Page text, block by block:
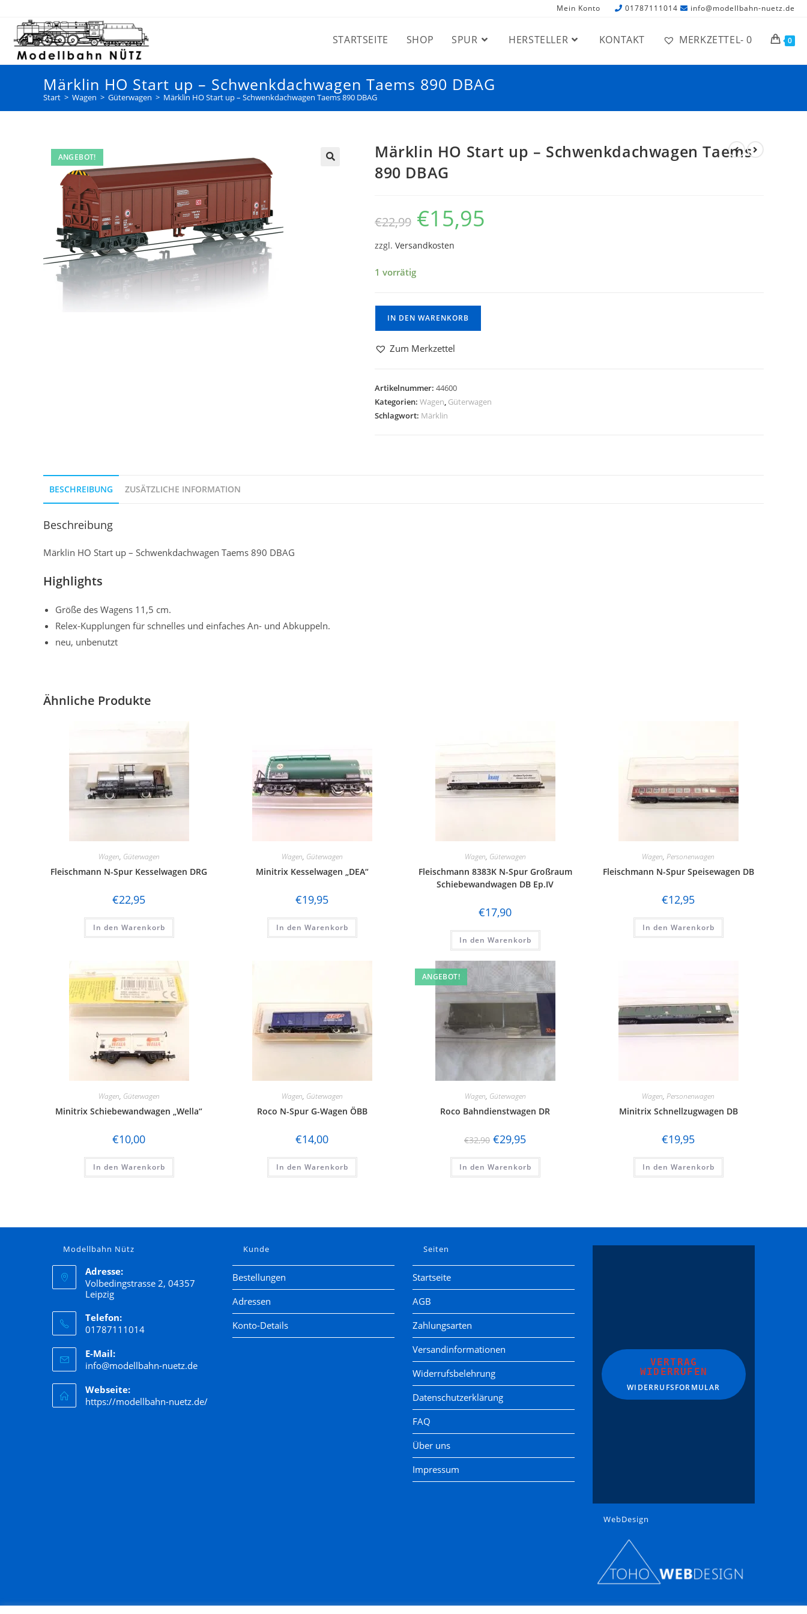
Mein Konto 01787111014 info@modellbahn-nuetz.de
STARTSEITE SHOP SPUR HERSTELLER KONTAKT MERKZETTEL- 0 0
Märklin HO Start up – Schwenkdachwagen Taems 890 DBAG
Start > Wagen > Güterwagen > Märklin HO Start up – Schwenkdachwagen Taems 890 DBAG
ANGEBOT!
Märklin HO Start up – Schwenkdachwagen Taems
890 DBAG
€22,99 €15,95
zzgl. Versandkosten
1 vorrätig
IN DEN WARENKORB
Zum Merkzettel
Artikelnummer: 44600
Kategorien: Wagen, Güterwagen
Schlagwort: Märklin
BESCHREIBUNG ZUSÄTZLICHE INFORMATION
Beschreibung
Märklin HO Start up – Schwenkdachwagen Taems 890 DBAG
Highlights
Größe des Wagens 11,5 cm.
Relex-Kupplungen für schnelles und einfaches An- und Abkuppeln.
neu, unbenutzt
Ähnliche Produkte
Wagen, Güterwagen
Fleischmann N-Spur Kesselwagen DRG
€22,95
In den Warenkorb
Wagen, Güterwagen
Minitrix Kesselwagen „DEA“
€19,95
In den Warenkorb
Wagen, Güterwagen
Fleischmann 8383K N-Spur Großraum
Schiebewandwagen DB Ep.IV
€17,90
In den Warenkorb
Wagen, Personenwagen
Fleischmann N-Spur Speisewagen DB
€12,95
In den Warenkorb
Wagen, Güterwagen
Minitrix Schiebewandwagen „Wella“
€10,00
In den Warenkorb
Wagen, Güterwagen
Roco N-Spur G-Wagen ÖBB
€14,00
In den Warenkorb
ANGEBOT!
Wagen, Güterwagen
Roco Bahndienstwagen DR
€32,90 €29,95
In den Warenkorb
Wagen, Personenwagen
Minitrix Schnellzugwagen DB
€19,95
In den Warenkorb
Modellbahn Nütz
Adresse:
Volbedingstrasse 2, 04357
Leipzig
Telefon:
01787111014
E-Mail:
info@modellbahn-nuetz.de
Webseite:
https://modellbahn-nuetz.de/
Kunde
Bestellungen
Adressen
Konto-Details
Seiten
Startseite
AGB
Zahlungsarten
Versandinformationen
Widerrufsbelehrung
Datenschutzerklärung
FAQ
Über uns
Impressum
VERTRAG
WIDERRUFEN
WIDERRUFSFORMULAR
WebDesign